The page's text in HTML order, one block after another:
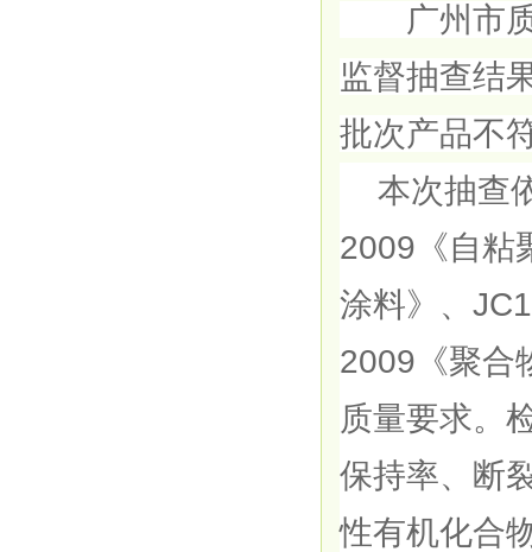
广州市质
监督抽查结
批次产品不
本次抽查
2009《自粘
涂料》、
2009《聚合
质量要求。
保持率、断
性有机化合